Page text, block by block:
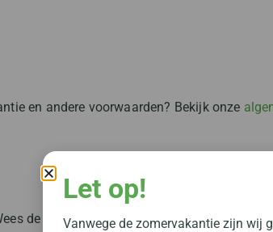
en andere voorwaarden? Bekijk onze
de eerste om jouw ervaring te delen!
Let op!
Vanwege de zomervakantie zijn wij